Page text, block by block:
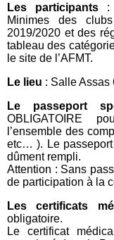
Les participants :
Minimes des
2019/2020 et des
tableau des
le site de l’AFMT.
Le lieu : Salle Assas
Le passeport
OBLIGATOIRE
l’ensemble des
etc… ). Le
dûment rempli.
Attention : Sans
de participation à la
Les certificats
obligatoire.
Le certificat